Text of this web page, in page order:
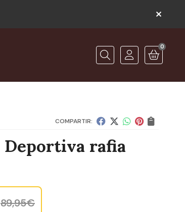
Buscar
0
COMPARTIR:
rafia
89,95€